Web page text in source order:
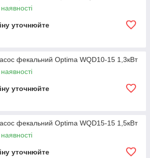
уточнюйте
фекальний Optima WQD10-15 1,3кВт
уточнюйте
фекальний Optima WQD15-15 1,5кВт
уточнюйте